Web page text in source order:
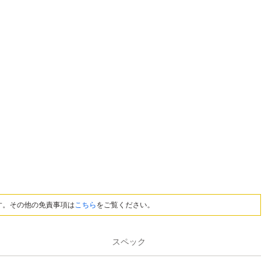
その他の免責事項はこちら をご覧ください。
スペック